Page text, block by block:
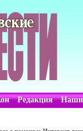
Редакция